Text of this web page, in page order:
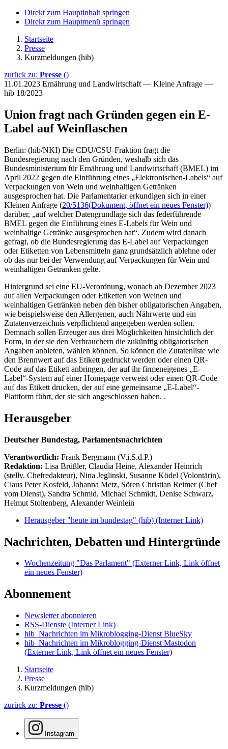
Direkt zum Hauptinhalt springen
Direkt zum Hauptmenü springen
Startseite
Presse
Kurzmeldungen (hib)
zurück zu: Presse ()
11.01.2023 Ernährung und Landwirtschaft — Kleine Anfrage —
hib 18/2023
Union fragt nach Gründen gegen ein E-
Label auf Weinflaschen
Berlin: (hib/NKI) Die CDU/CSU-Fraktion fragt die
Bundesregierung nach den Gründen, weshalb sich das
Bundesministerium für Ernährung und Landwirtschaft (BMEL) im
April 2022 gegen die Einführung eines „Elektronischen-Labels“ auf
Verpackungen von Wein und weinhaltigen Getränken
ausgesprochen hat. Die Parlamentarier erkundigen sich in einer
Kleinen Anfrage (20/5136(Dokument, öffnet ein neues Fenster))
darüber, „auf welcher Datengrundlage sich das federführende
BMEL gegen die Einführung eines E-Labels für Wein und
weinhaltige Getränke ausgesprochen hat“. Zudem wird danach
gefragt, ob die Bundesregierung das E-Label auf Verpackungen
oder Etiketten von Lebensmitteln ganz grundsätzlich ablehne oder
ob das nur bei der Verwendung auf Verpackungen für Wein und
weinhaltigen Getränken gelte.
Hintergrund sei eine EU-Verordnung, wonach ab Dezember 2023
auf allen Verpackungen oder Etiketten von Weinen und
weinhaltigen Getränken neben den bisher obligatorischen Angaben,
wie beispielsweise den Allergenen, auch Nährwerte und ein
Zutatenverzeichnis verpflichtend angegeben werden sollen.
Demnach sollen Erzeuger aus drei Möglichkeiten hinsichtlich der
Form, in der sie den Verbrauchern die zukünftig obligatorischen
Angaben anbieten, wählen können. So können die Zutatenliste wie
den Brennwert auf das Etikett gedruckt werden oder einen QR-
Code auf das Etikett anbringen, der auf ihr firmeneigenes „E-
Label“-System auf einer Homepage verweist oder einen QR-Code
auf das Etikett drucken, der auf eine gemeinsame „E-Label“-
Plattform führt, der sie sich angeschlossen haben. .
Herausgeber
Deutscher Bundestag, Parlamentsnachrichten
Verantwortlich: Frank Bergmann (V.i.S.d.P.)
Redaktion: Lisa Brüßler, Claudia Heine, Alexander Heinrich
(stellv. Chefredakteur), Nina Jeglinski, Susanne Ködel (Volontärin),
Claus Peter Kosfeld, Johanna Metz, Sören Christian Reimer (Chef
vom Dienst), Sandra Schmid, Michael Schmidt, Denise Schwarz,
Helmut Stoltenberg, Alexander Weinlein
Herausgeber "heute im bundestag" (hib) (Interner Link)
Nachrichten, Debatten und Hintergründe
Wochenzeitung "Das Parlament" (Externer Link, Link öffnet
ein neues Fenster)
Abonnement
Newsletter abonnieren
RSS-Dienste (Interner Link)
hib_Nachrichten im Mikroblogging-Dienst BlueSky
hib_Nachrichten im Mikroblogging-Dienst Mastodon
(Externer Link, Link öffnet ein neues Fenster)
Startseite
Presse
Kurzmeldungen (hib)
zurück zu: Presse ()
Instagram